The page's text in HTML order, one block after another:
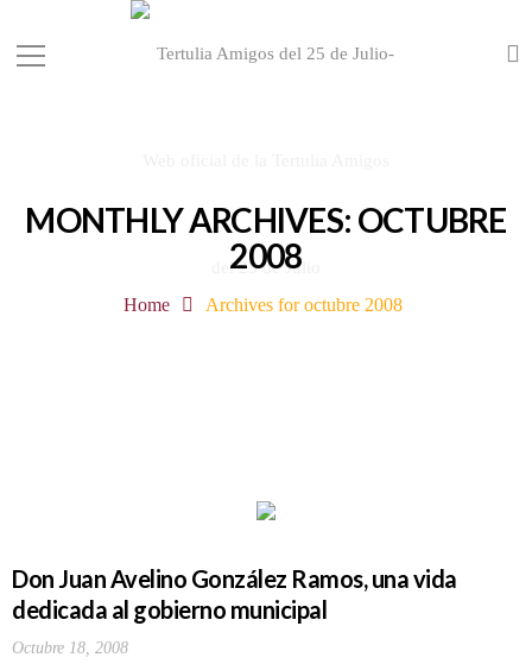
MONTHLY ARCHIVES: OCTUBRE
2008
Home Archives for octubre 2008
Don Juan Avelino González Ramos, una vida
dedicada al gobierno municipal
Octubre 18, 2008